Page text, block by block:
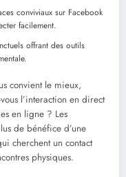
conviviaux sur Facebook
facilement.
offrant des outils
convient le mieux,
l’interaction en direct
en ligne ? Les
de bénéfice d’une
cherchent un contact
physiques.